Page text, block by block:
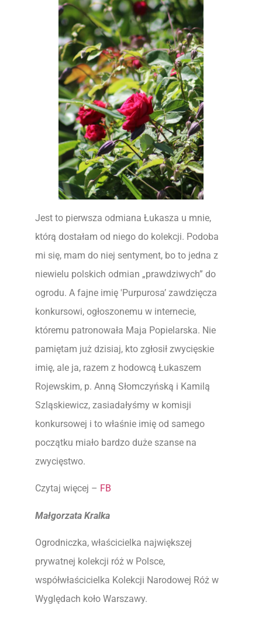
Jest to pierwsza odmiana Łukasza u mnie,
którą dostałam od niego do kolekcji. Podoba
mi się, mam do niej sentyment, bo to jedna z
niewielu polskich odmian „prawdziwych” do
ogrodu. A fajne imię 'Purpurosa’ zawdzięcza
konkursowi, ogłoszonemu w internecie,
któremu patronowała Maja Popielarska. Nie
pamiętam już dzisiaj, kto zgłosił zwycięskie
imię, ale ja, razem z hodowcą Łukaszem
Rojewskim, p. Anną Słomczyńską i Kamilą
Szląskiewicz, zasiadałyśmy w komisji
konkursowej i to właśnie imię od samego
początku miało bardzo duże szanse na
zwycięstwo.
Czytaj więcej – FB
Małgorzata Kralka
Ogrodniczka, właścicielka największej
prywatnej kolekcji róż w Polsce,
współwłaścicielka Kolekcji Narodowej Róż w
Wyględach koło Warszawy.